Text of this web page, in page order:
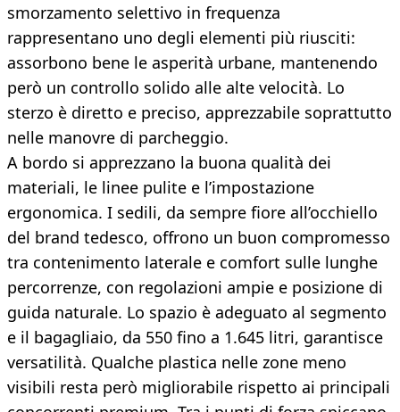
smorzamento selettivo in frequenza
rappresentano uno degli elementi più riusciti:
assorbono bene le asperità urbane, mantenendo
però un controllo solido alle alte velocità. Lo
sterzo è diretto e preciso, apprezzabile soprattutto
nelle manovre di parcheggio.
A bordo si apprezzano la buona qualità dei
materiali, le linee pulite e l’impostazione
ergonomica. I sedili, da sempre fiore all’occhiello
del brand tedesco, offrono un buon compromesso
tra contenimento laterale e comfort sulle lunghe
percorrenze, con regolazioni ampie e posizione di
guida naturale. Lo spazio è adeguato al segmento
e il bagagliaio, da 550 fino a 1.645 litri, garantisce
versatilità. Qualche plastica nelle zone meno
visibili resta però migliorabile rispetto ai principali